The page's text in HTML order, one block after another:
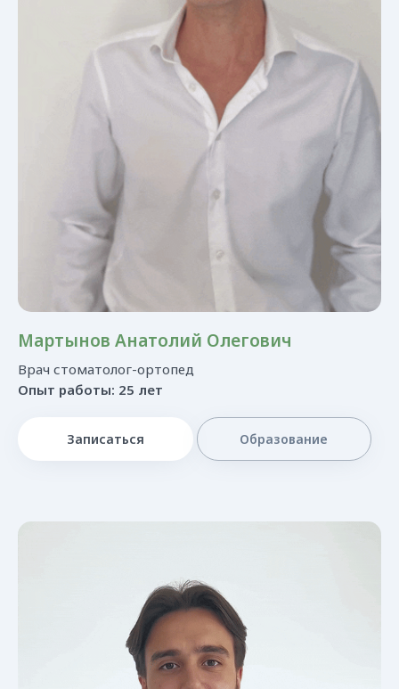
Мартынов Анатолий Олегович
Врач стоматолог-ортопед
Опыт работы: 25 лет
Записаться Образование